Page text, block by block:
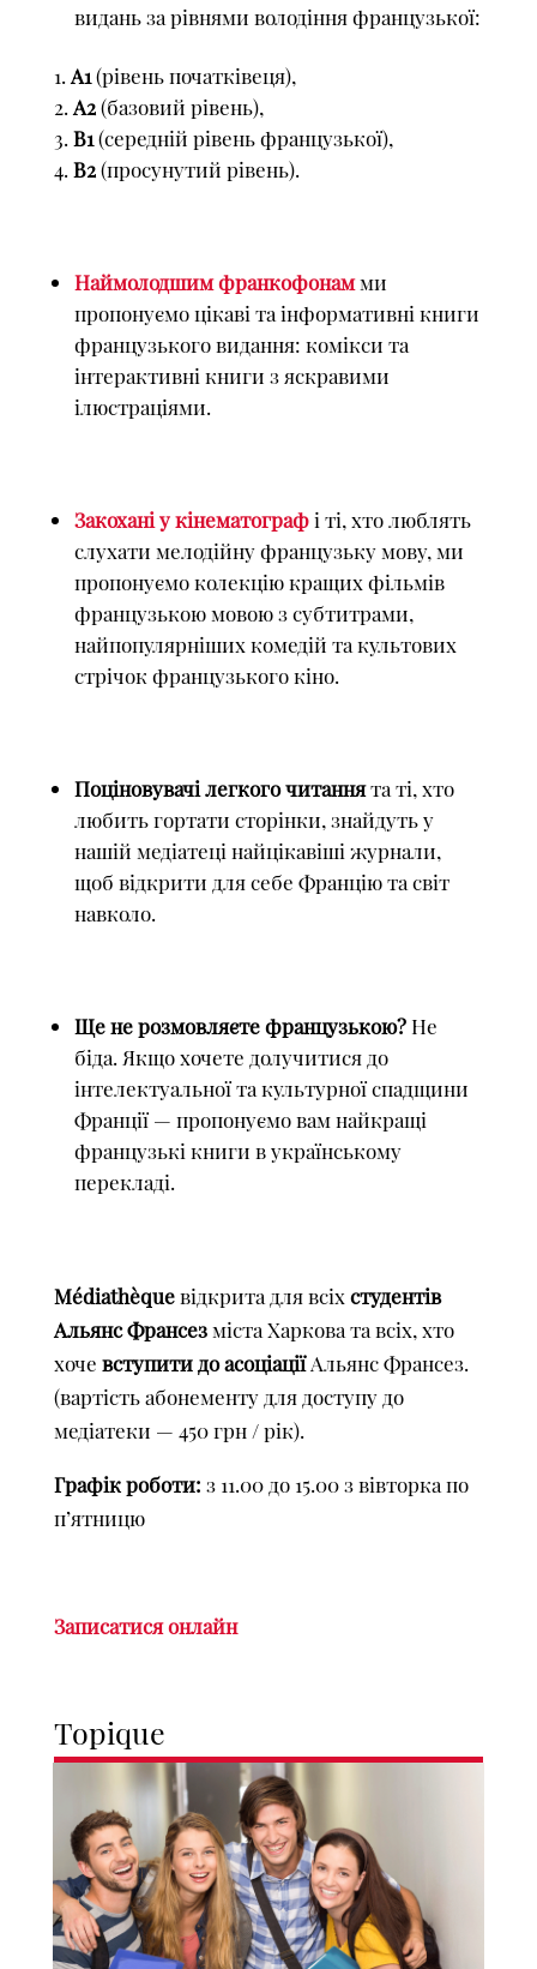
видань за рівнями володіння французької:
А1(рівень початківеця),
А2(базовий рівень),
В1(середній рівень французької),
В2(просунутий рівень).
Наймолодшим франкофонамми
пропонуємо цікаві та інформативні книги
французького видання: комікси та
інтерактивні книги з яскравими
ілюстраціями.
Закохані у кінематографі ті, хто люблять
слухати мелодійну французьку мову, ми
пропонуємо колекцію кращих фільмів
французькою мовою з субтитрами,
найпопулярніших комедій та культових
стрічок французького кіно.
Поціновувачі легкого читаннята ті, хто
любить гортати сторінки, знайдуть у
нашій медіатеці найцікавіші журнали,
щоб відкрити для себе Францію та світ
навколо.
Ще не розмовляєте французькою?Не
біда. Якщо хочете долучитися до
інтелектуальної та культурної спадщини
Франції — пропонуємо вам найкращі
французькі книги в українському
перекладі.
Médiathèqueвідкрита для всіх студентів
Альянс Франсезміста Харкова та всіх, хто
хоче вступити до асоціаціїАльянс Франсез.
(вартість абонементу для доступу до
медіатеки — 450 грн / рік).
Графік роботи: з 11.00 до 15.00 з вівторка по
п’ятницю
Записатися онлайн
Topique